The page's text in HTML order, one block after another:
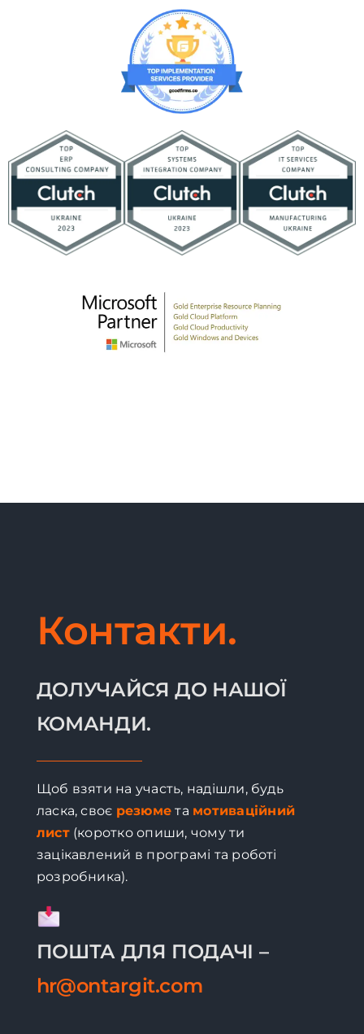
Контакти.
ДОЛУЧАЙСЯ ДО НАШОЇ
КОМАНДИ.
Щоб взяти на участь, надішли, будь
ласка, своє резюме та мотиваційний
лист(коротко опиши, чому ти
зацікавлений в програмі та роботі
розробника).
ПОШТА ДЛЯ ПОДАЧІ –
hr@ontargit.com